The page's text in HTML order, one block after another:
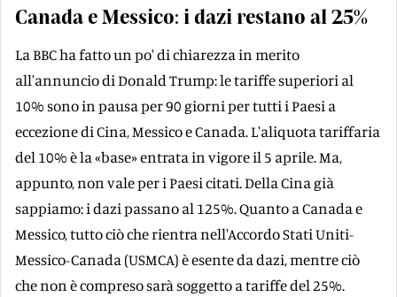
Canada e Messico: i dazi restano al 25%
La BBC ha fatto un po' di chiarezza in merito
all'annuncio di Donald Trump: le tariffe superiori al
10% sono in pausa per 90 giorni per tutti i Paesi a
eccezione di Cina, Messico e Canada. L'aliquota tariffaria
del 10% è la «base» entrata in vigore il 5 aprile. Ma,
appunto, non vale per i Paesi citati. Della Cina già
sappiamo: i dazi passano al 125%. Quanto a Canada e
Messico, tutto ciò che rientra nell'Accordo Stati Uniti-
Messico-Canada (USMCA) è esente da dazi, mentre ciò
che non è compreso sarà soggetto a tariffe del 25%.